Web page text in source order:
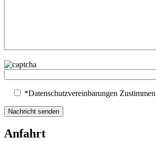
*Datenschutzvereinbarungen Zustimmen
Anfahrt